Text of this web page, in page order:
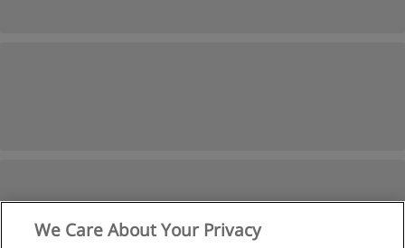
We Care About Your Privacy